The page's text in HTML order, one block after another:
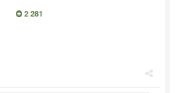
2 281